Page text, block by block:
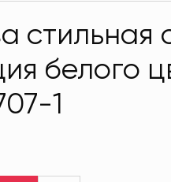
белого
1